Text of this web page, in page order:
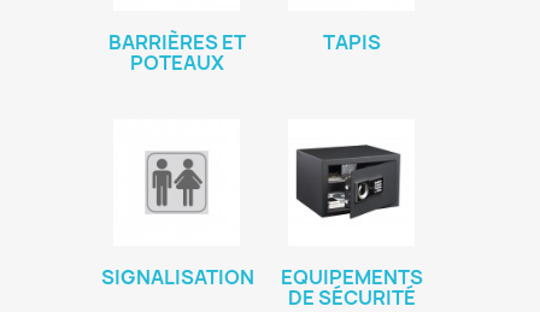
BARRIÈRES ET
POTEAUX
TAPIS
SIGNALISATION EQUIPEMENTS
DE SÉCURITÉ